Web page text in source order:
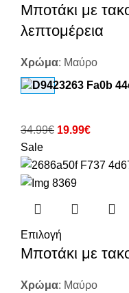
Μποτάκι με
λεπτομέρεια
Χρώμα: Μαύρο
34.99€ 19.99€
Sale
Επιλογή
Μποτάκι με
Χρώμα: Μαύρο